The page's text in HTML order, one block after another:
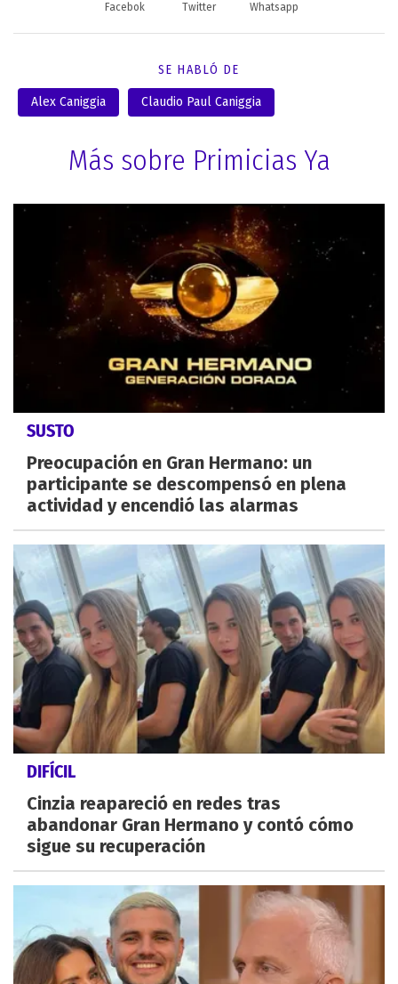
Facebok Twitter Whatsapp
SE HABLÓ DE
Alex Caniggia Claudio Paul Caniggia
Más sobre Primicias Ya
SUSTO
Preocupación en Gran Hermano: un
participante se descompensó en plena
actividad y encendió las alarmas
DIFÍCIL
Cinzia reapareció en redes tras
abandonar Gran Hermano y contó cómo
sigue su recuperación